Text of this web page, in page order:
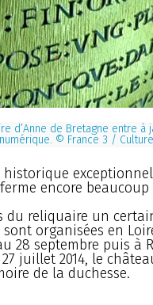
d’Anne de Bretagne entre à
© France 3 /
encore beaucoup
du reliquaire un
organisées en
28 septembre puis à
juillet 2014, le
de la duchesse.